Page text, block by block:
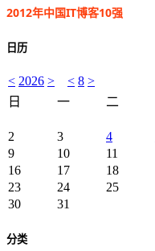
2012年中国IT博客10强
日历
< 2026 > < 8 >
日
一 二
2
3 4
9
10 11
16
17 18
23
24 25
30
31
分类